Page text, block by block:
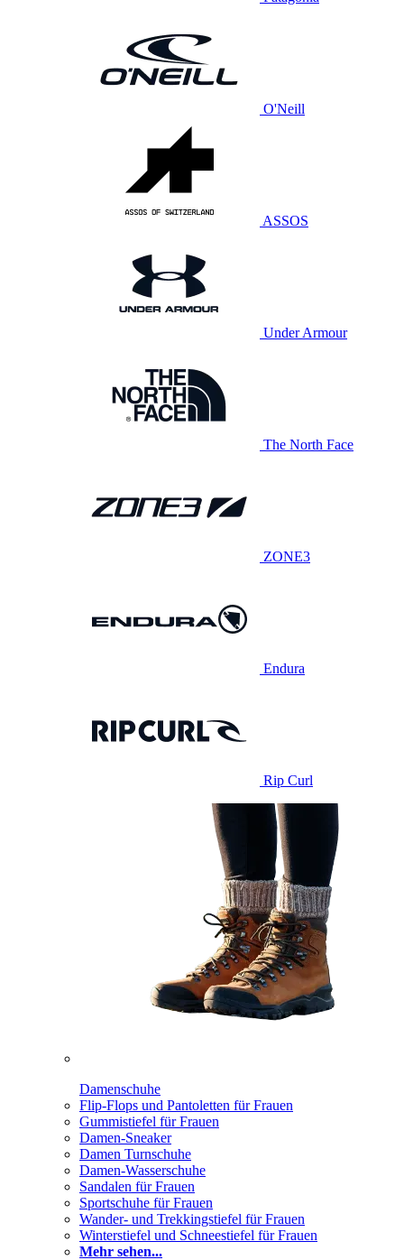
O'Neill
ASSOS
Under Armour
The North Face
ZONE3
Endura
Rip Curl
Damenschuhe
Flip-Flops und Pantoletten für Frauen
Gummistiefel für Frauen
Damen-Sneaker
Damen Turnschuhe
Damen-Wasserschuhe
Sandalen für Frauen
Sportschuhe für Frauen
Wander- und Trekkingstiefel für Frauen
Winterstiefel und Schneestiefel für Frauen
Mehr sehen...